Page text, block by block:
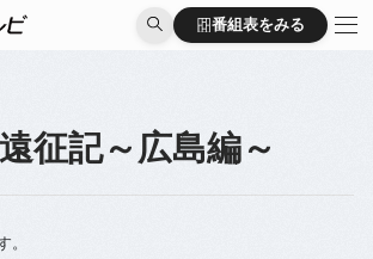
番組表をみる
番組表をみる
征記～広島編～
。